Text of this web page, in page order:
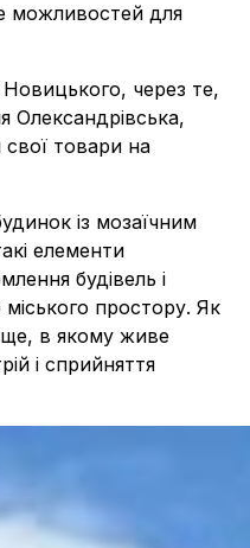
можливостей для
через те,
Олександрівська,
товари на
із мозаїчним
елементи
будівель і
простору. Як
в якому живе
і сприйняття